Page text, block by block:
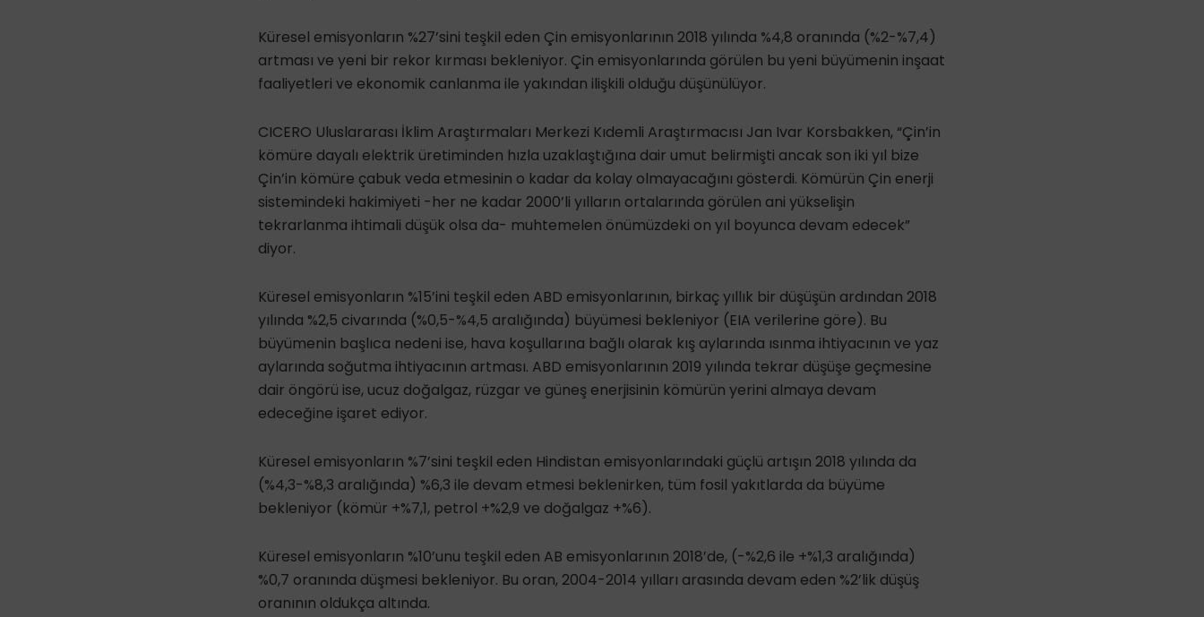
Küresel emisyonların %27’sini teşkil eden Çin emisyonlarının 2018 yılında %4,8 oranında (%2-%7,4)
artması ve yeni bir rekor kırması bekleniyor. Çin emisyonlarında görülen bu yeni büyümenin inşaat
faaliyetleri ve ekonomik canlanma ile yakından ilişkili olduğu düşünülüyor.
CICERO Uluslararası İklim Araştırmaları Merkezi Kıdemli Araştırmacısı Jan Ivar Korsbakken, “Çin’in
kömüre dayalı elektrik üretiminden hızla uzaklaştığına dair umut belirmişti ancak son iki yıl bize
Çin’in kömüre çabuk veda etmesinin o kadar da kolay olmayacağını gösterdi. Kömürün Çin enerji
sistemindeki hakimiyeti -her ne kadar 2000’li yılların ortalarında görülen ani yükselişin
tekrarlanma ihtimali düşük olsa da- muhtemelen önümüzdeki on yıl boyunca devam edecek”
diyor.
Küresel emisyonların %15’ini teşkil eden ABD emisyonlarının, birkaç yıllık bir düşüşün ardından 2018
yılında %2,5 civarında (%0,5-%4,5 aralığında) büyümesi bekleniyor (EIA verilerine göre). Bu
büyümenin başlıca nedeni ise, hava koşullarına bağlı olarak kış aylarında ısınma ihtiyacının ve yaz
aylarında soğutma ihtiyacının artması. ABD emisyonlarının 2019 yılında tekrar düşüşe geçmesine
dair öngörü ise, ucuz doğalgaz, rüzgar ve güneş enerjisinin kömürün yerini almaya devam
edeceğine işaret ediyor.
Küresel emisyonların %7’sini teşkil eden Hindistan emisyonlarındaki güçlü artışın 2018 yılında da
(%4,3-%8,3 aralığında) %6,3 ile devam etmesi beklenirken, tüm fosil yakıtlarda da büyüme
bekleniyor (kömür +%7,1, petrol +%2,9 ve doğalgaz +%6).
Küresel emisyonların %10’unu teşkil eden AB emisyonlarının 2018’de, (-%2,6 ile +%1,3 aralığında)
%0,7 oranında düşmesi bekleniyor. Bu oran, 2004-2014 yılları arasında devam eden %2’lik düşüş
oranının oldukça altında.